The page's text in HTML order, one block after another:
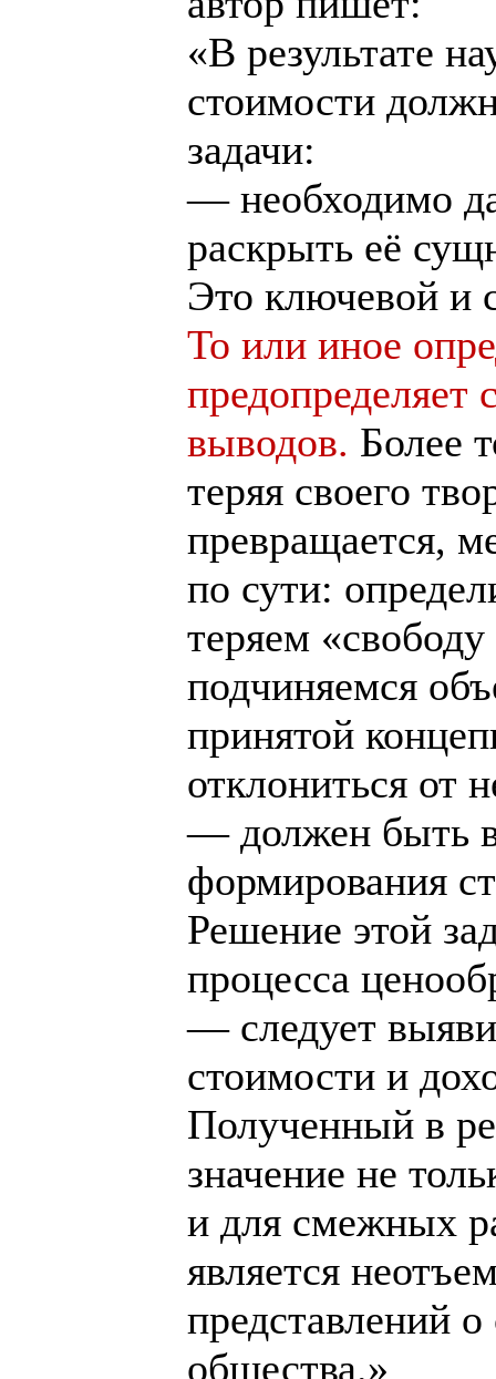
«В результате
стоимости
задачи:
— необходимо
раскрыть её
Это ключевой и
То или иное
выводов. Более
теряя своего
превращается,
по сути:
теряем
подчиняемся
принятой
отклониться от
— должен быть
формирования
Решение этой
процесса
— следует
стоимости и
Полученный в
значение не
и для смежных
является
представлений
общества.»